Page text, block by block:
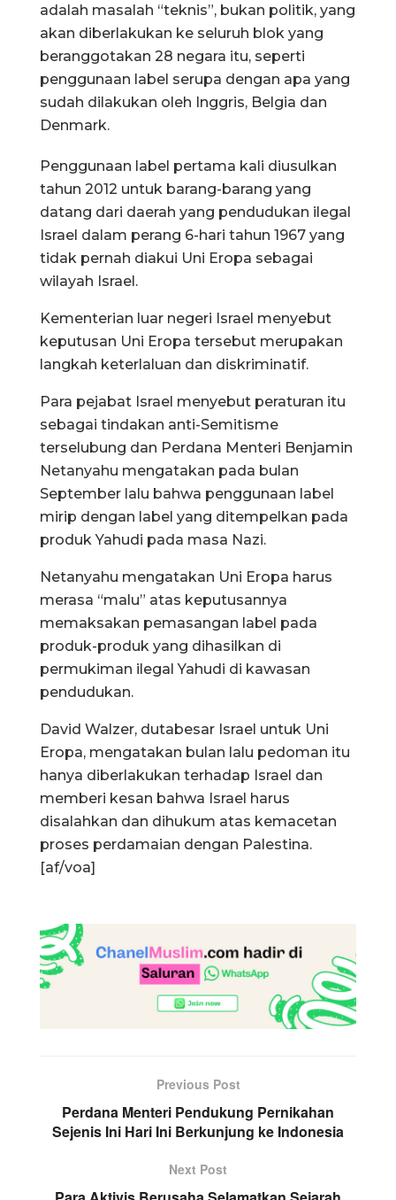
adalah masalah “teknis”, bukan politik, yang
akan diberlakukan ke seluruh blok yang
beranggotakan 28 negara itu, seperti
penggunaan label serupa dengan apa yang
sudah dilakukan oleh Inggris, Belgia dan
Denmark.
Penggunaan label pertama kali diusulkan
tahun 2012 untuk barang-barang yang
datang dari daerah yang pendudukan ilegal
Israel dalam perang 6-hari tahun 1967 yang
tidak pernah diakui Uni Eropa sebagai
wilayah Israel.
Kementerian luar negeri Israel menyebut
keputusan Uni Eropa tersebut merupakan
langkah keterlaluan dan diskriminatif.
Para pejabat Israel menyebut peraturan itu
sebagai tindakan anti-Semitisme
terselubung dan Perdana Menteri Benjamin
Netanyahu mengatakan pada bulan
September lalu bahwa penggunaan label
mirip dengan label yang ditempelkan pada
produk Yahudi pada masa Nazi.
Netanyahu mengatakan Uni Eropa harus
merasa “malu” atas keputusannya
memaksakan pemasangan label pada
produk-produk yang dihasilkan di
permukiman ilegal Yahudi di kawasan
pendudukan.
David Walzer, dutabesar Israel untuk Uni
Eropa, mengatakan bulan lalu pedoman itu
hanya diberlakukan terhadap Israel dan
memberi kesan bahwa Israel harus
disalahkan dan dihukum atas kemacetan
proses perdamaian dengan Palestina.
[af/voa]
Previous Post
Perdana Menteri Pendukung Pernikahan
Sejenis Ini Hari Ini Berkunjung ke Indonesia
Next Post